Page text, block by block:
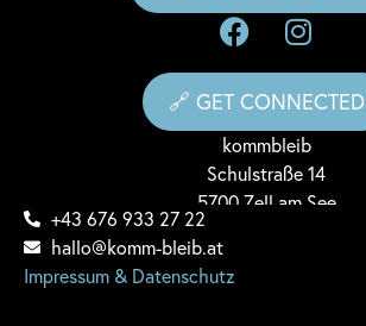
kommbleib
Schulstraße 14
5700 Zell am See
+43 676 933 27 22
hallo@komm-bleib.at
Impressum & Datenschutz
🔗 GET CONNECTED